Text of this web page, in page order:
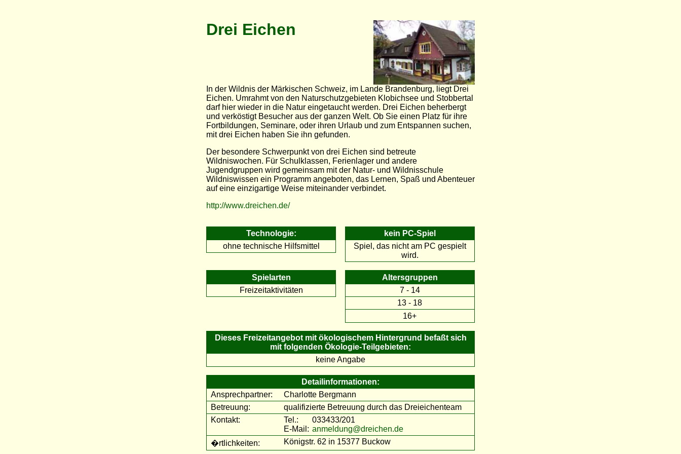
Drei Eichen
In der Wildnis der Märkischen Schweiz, im Lande Brandenburg, liegt Drei
Eichen. Umrahmt von den Naturschutzgebieten Klobichsee und Stobbertal
darf hier wieder in die Natur eingetaucht werden. Drei Eichen beherbergt
und verköstigt Besucher aus der ganzen Welt. Ob Sie einen Platz für ihre
Fortbildungen, Seminare, oder ihren Urlaub und zum Entspannen suchen,
mit drei Eichen haben Sie ihn gefunden.
Der besondere Schwerpunkt von drei Eichen sind betreute
Wildniswochen. Für Schulklassen, Ferienlager und andere
Jugendgruppen wird gemeinsam mit der Natur- und Wildnisschule
Wildniswissen ein Programm angeboten, das Lernen, Spaß und Abenteuer
auf eine einzigartige Weise miteinander verbindet.
http://www.dreichen.de/
Technologie:
ohne technische Hilfsmittel
kein PC-Spiel
Spiel, das nicht am PC gespielt
wird.
Spielarten
Freizeitaktivitäten
Altersgruppen
7 - 14
13 - 18
16+
Dieses Freizeitangebot mit ökologischem Hintergrund befaßt sich
mit folgenden Ökologie-Teilgebieten:
keine Angabe
Detailinformationen:
Ansprechpartner:
Charlotte Bergmann
Betreuung:
qualifizierte Betreuung durch das Dreieichenteam
Kontakt:
Tel.:
033433/201
E-Mail: anmeldung@dreichen.de
�rtlichkeiten:
Königstr. 62 in 15377 Buckow